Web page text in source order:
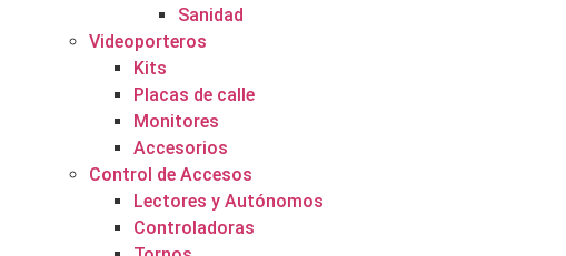
Sanidad
Videoporteros
Kits
Placas de calle
Monitores
Accesorios
Control de Accesos
Lectores y Autónomos
Controladoras